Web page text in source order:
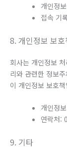
개인정
접속 기
8. 개인정보 보
회사는 개인정보
리와 관련한 정보
이 개인정보 보호
개인정
연락처:
9. 기타